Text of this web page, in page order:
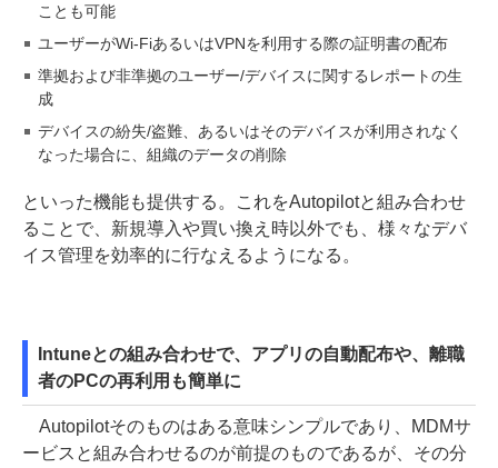
ことも可能
ユーザーがWi-FiあるいはVPNを利用する際の証明書の配布
準拠および非準拠のユーザー/デバイスに関するレポートの生
成
デバイスの紛失/盗難、あるいはそのデバイスが利用されなく
なった場合に、組織のデータの削除
といった機能も提供する。これをAutopilotと組み合わせ
ることで、新規導入や買い換え時以外でも、様々なデバ
イス管理を効率的に行なえるようになる。
Intuneとの組み合わせで、アプリの自動配布や、離職
者のPCの再利用も簡単に
Autopilotそのものはある意味シンプルであり、MDMサ
ービスと組み合わせるのが前提のものであるが、その分